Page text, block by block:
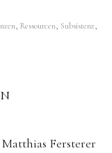
, Ressourcen, Subsistenz,
Fersterer